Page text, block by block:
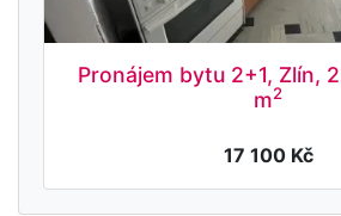
Pronájem bytu 2+1, Zlín,
m2
17 100 Kč